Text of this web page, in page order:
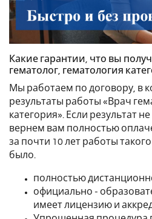
Какие гарантии, что вы
гематолог, гематология
Мы работаем по договору, в
результаты работы «Врач
категория». Если результат
вернем вам полностью
за почти 10 лет работы
было.
полностью
официально -
имеет лицензию и